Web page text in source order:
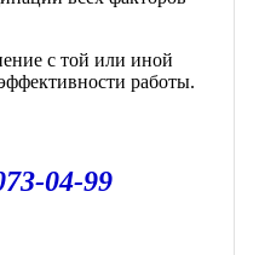
с той или иной
работы.
04-99